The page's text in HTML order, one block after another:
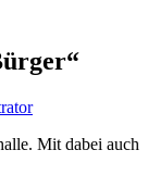
Mit dabei auch